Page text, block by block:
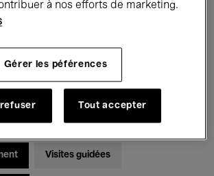
& Débats Jazz
Kids’ Palace
Visites guidées
à nos efforts de marketing.
Gérer les péférences
Tout accepter